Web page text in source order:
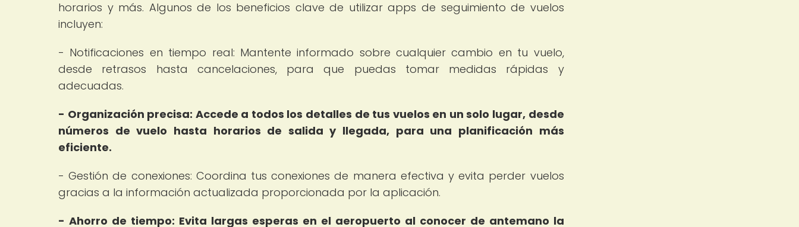
horarios y más. Algunos de los beneficios clave de utilizar apps de seguimiento de vuelos
incluyen:
- Notificaciones en tiempo real: Mantente informado sobre cualquier cambio en tu vuelo,
desde retrasos hasta cancelaciones, para que puedas tomar medidas rápidas y
adecuadas.
- Organización precisa: Accede a todos los detalles de tus vuelos en un solo lugar, desde
números de vuelo hasta horarios de salida y llegada, para una planificación más
eficiente.
- Gestión de conexiones: Coordina tus conexiones de manera efectiva y evita perder vuelos
gracias a la información actualizada proporcionada por la aplicación.
- Ahorro de tiempo: Evita largas esperas en el aeropuerto al conocer de antemano la